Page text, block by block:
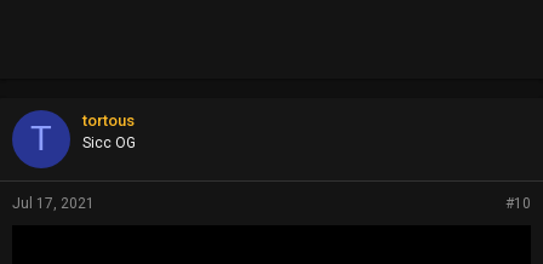
T tortous
Sicc OG
Jul 17, 2021 #10